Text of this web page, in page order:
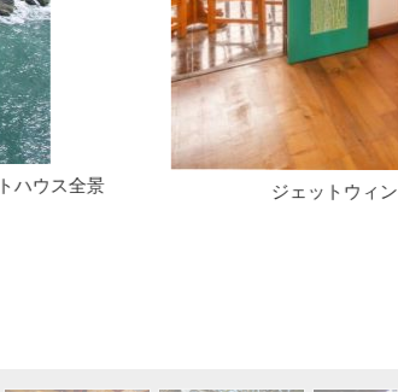
・ライトハウス ラグジュアリールーム／一例